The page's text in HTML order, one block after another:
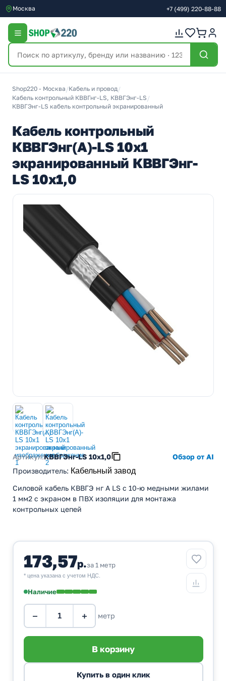
Москва +7 (499) 220-88-88
Shop220 - Москва /Кабель и провод/
Кабель контрольный КВВГнг-LS, КВВГЭнг-LS /
КВВГЭнг-LS кабель контрольный экранированный
Кабель контрольный
КВВГЭнг(А)-LS 10х1
экранированный КВВГЭнг-
LS 10х1,0
Артикул:КВВГЭнг-LS 10х1,0
Обзор от AI
Производитель: Кабельный завод
Силовой кабель КВВГЭ нг А LS с 10-ю медными жилами
1 мм2 с экраном в ПВХ изоляции для монтажа
контрольных цепей
173,57р.за 1 метр
* цена указана с учетом НДС.
Наличие
− + метр